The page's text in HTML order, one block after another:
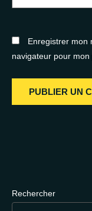
Enregistrer mon
navigateur pour mon
Rechercher